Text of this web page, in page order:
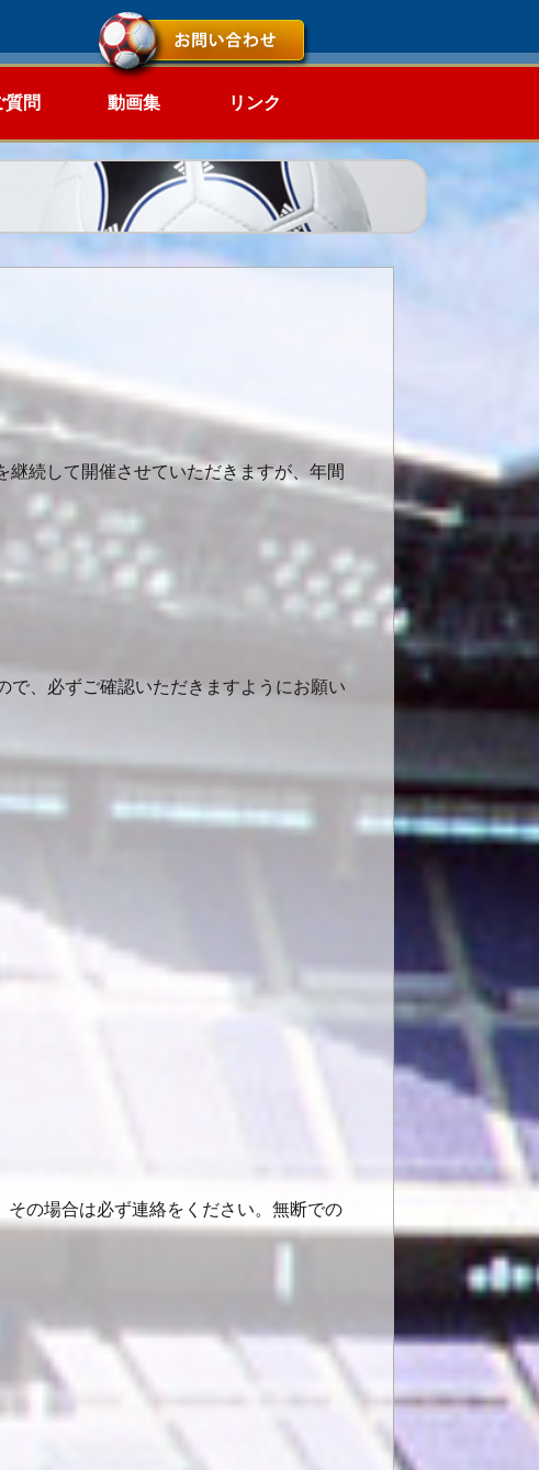
質問 動画集 リンク
続して開催させていただきますが、年間
で、必ずご確認いただきますようにお願い
の場合は必ず連絡をください。無断での